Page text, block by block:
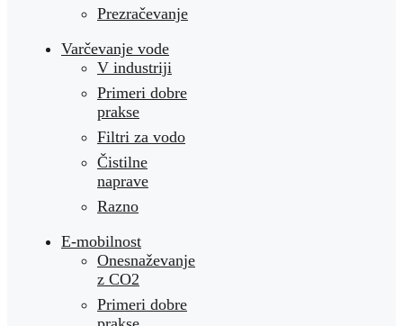
Prezračevanje
Varčevanje vode
V industriji
Primeri dobre
prakse
Filtri za vodo
Čistilne
naprave
Razno
E-mobilnost
Onesnaževanje
z CO2
Primeri dobre